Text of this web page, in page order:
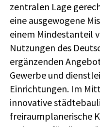
zentralen Lage
eine ausgewogene
einem Mindestanteil
Nutzungen des
ergänzenden
Gewerbe und
Einrichtungen. Im
innovative
freiraumplanerische